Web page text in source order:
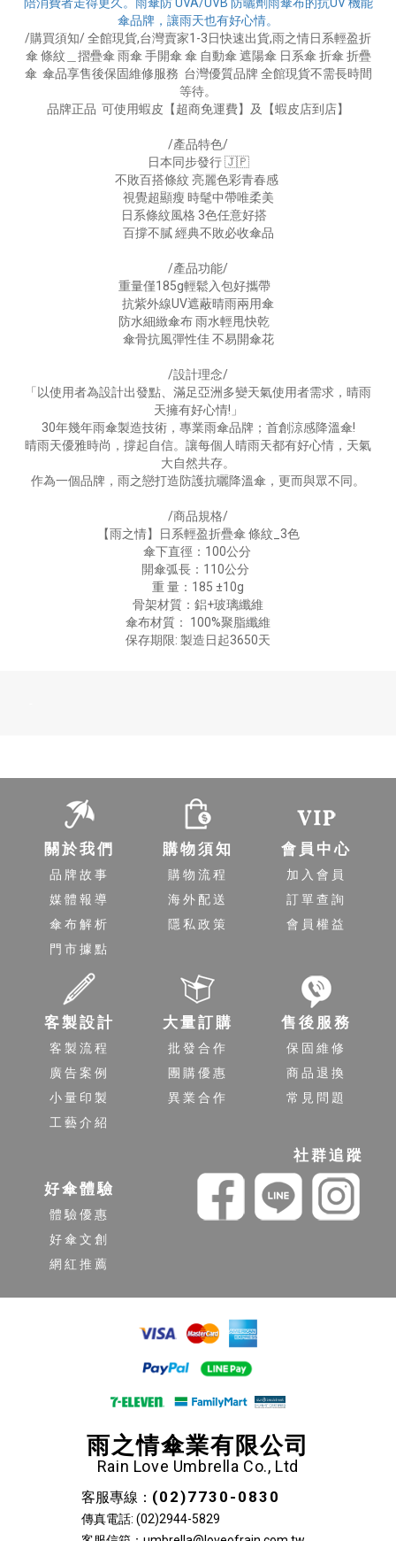
/購買須知/ 全館現貨,台灣賣家1-3日快速出貨,雨之情日系輕盈折
傘 條紋＿摺疊傘 雨傘 手開傘 傘 自動傘 遮陽傘 日系傘 折傘 折疊
傘 傘品享售後保固維修服務 台灣優質品牌 全館現貨不需長時間
等待。
品牌正品 可使用蝦皮【超商免運費】及【蝦皮店到店】
/產品特色/
日本同步發行 🇯🇵
不敗百搭條紋 亮麗色彩青春感
視覺超顯瘦 時髦中帶唯柔美
日系條紋風格 3色任意好搭
百撐不膩 經典不敗必收傘品
/產品功能/
重量僅185g輕鬆入包好攜帶
抗紫外線UV遮蔽晴雨兩用傘
防水細緻傘布 雨水輕甩快乾
傘骨抗風彈性佳 不易開傘花
/設計理念/
「以使用者為設計出發點、滿足亞洲多變天氣使用者需求，晴雨
天擁有好心情!」
30年幾年雨傘製造技術，專業雨傘品牌；首創涼感降溫傘!
晴雨天優雅時尚，撐起自信。讓每個人晴雨天都有好心情，天氣
大自然共存。
作為一個品牌，雨之戀打造防護抗曬降溫傘，更而與眾不同。
/商品規格/
【雨之情】日系輕盈折疊傘 條紋_3色
傘下直徑：100公分
開傘弧長：110公分
重 量：185 ±10g
骨架材質：鋁+玻璃纖維
傘布材質： 100%聚脂纖維
保存期限: 製造日起3650天
關於我們
品牌故事
媒體報導
傘布解析
門市據點
購物須知
購物流程
海外配送
隱私政策
會員中心
加入會員
訂單查詢
會員權益
客製設計
客製流程
廣告案例
小量印製
工藝介紹
大量訂購
批發合作
團購優惠
異業合作
售後服務
保固維修
商品退換
常見問題
好傘體驗
體驗優惠
好傘文創
網紅推薦
社群追蹤
雨之情傘業有限公司
Rain Love Umbrella Co., Ltd
客服專線： (02)7730-0830
傳真電話: (02)2944-5829